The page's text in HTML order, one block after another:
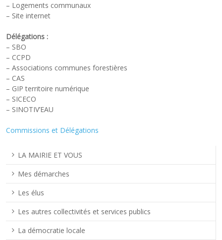
– Logements communaux
– Site internet
Délégations :
– SBO
– CCPD
– Associations communes forestières
– CAS
– GIP territoire numérique
– SICECO
– SINOTIV’EAU
Commissions et Délégations
LA MAIRIE ET VOUS
Mes démarches
Les élus
Les autres collectivités et services publics
La démocratie locale